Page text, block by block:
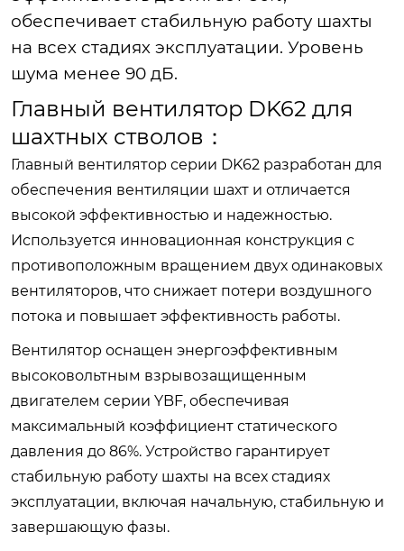
обеспечивает стабильную работу шахты
на всех стадиях эксплуатации. Уровень
шума менее 90 дБ.
Главный вентилятор DK62 для
шахтных стволов：
Главный вентилятор серии DK62 разработан для
обеспечения вентиляции шахт и отличается
высокой эффективностью и надежностью.
Используется инновационная конструкция с
противоположным вращением двух одинаковых
вентиляторов, что снижает потери воздушного
потока и повышает эффективность работы.
Вентилятор оснащен энергоэффективным
высоковольтным взрывозащищенным
двигателем серии YBF, обеспечивая
максимальный коэффициент статического
давления до 86%. Устройство гарантирует
стабильную работу шахты на всех стадиях
эксплуатации, включая начальную, стабильную и
завершающую фазы.